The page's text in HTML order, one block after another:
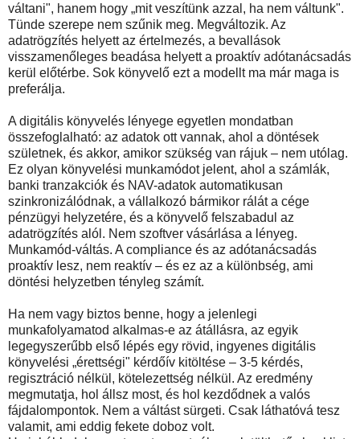
váltani", hanem hogy „mit veszítünk azzal, ha nem váltunk".
Tünde szerepe nem szűnik meg. Megváltozik. Az
adatrögzítés helyett az értelmezés, a bevallások
visszamenőleges beadása helyett a proaktív adótanácsadás
kerül előtérbe. Sok könyvelő ezt a modellt ma már maga is
preferálja.
A digitális könyvelés lényege egyetlen mondatban
összefoglalható: az adatok ott vannak, ahol a döntések
születnek, és akkor, amikor szükség van rájuk – nem utólag.
Ez olyan könyvelési munkamódot jelent, ahol a számlák,
banki tranzakciók és NAV-adatok automatikusan
szinkronizálódnak, a vállalkozó bármikor rálát a cége
pénzügyi helyzetére, és a könyvelő felszabadul az
adatrögzítés alól. Nem szoftver vásárlása a lényeg.
Munkamód-váltás. A compliance és az adótanácsadás
proaktív lesz, nem reaktív – és ez az a különbség, ami
döntési helyzetben tényleg számít.
Ha nem vagy biztos benne, hogy a jelenlegi
munkafolyamatod alkalmas-e az átállásra, az egyik
legegyszerűbb első lépés egy rövid, ingyenes digitális
könyvelési „érettségi" kérdőív kitöltése – 3-5 kérdés,
regisztráció nélkül, kötelezettség nélkül. Az eredmény
megmutatja, hol állsz most, és hol kezdődnek a valós
fájdalompontok. Nem a váltást sürgeti. Csak láthatóvá tesz
valamit, ami eddig fekete doboz volt.